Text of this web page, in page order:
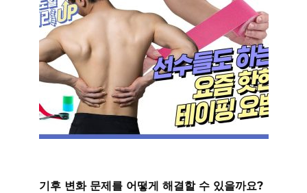
기후 변화 문제를 어떻게 해결할 수 있을까요?